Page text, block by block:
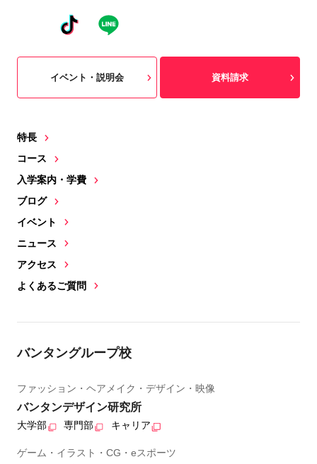
特長
コース
入学案内・学費
ブログ
イベント
ニュース
アクセス
よくあるご質問
イベント・説明会 資料請求
バンタングループ校
ファッション・ヘアメイク・デザイン・映像
バンタンデザイン研究所
大学部 専門部 キャリア
ゲーム・イラスト・CG・eスポーツ